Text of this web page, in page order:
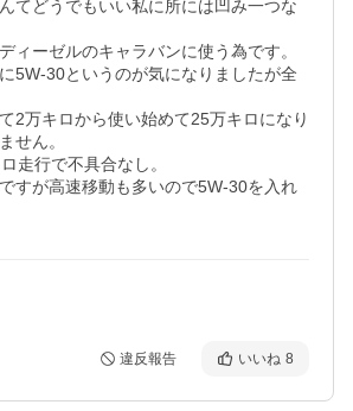
てどうでもいい私に所には凹み一つな
ィーゼルのキャラバンに使う為です。
5W-30というのが気になりましたが全
2万キロから使い始めて25万キロになり
せん。
走行で不具合なし。
すが高速移動も多いので5W-30を入れ
違反報告 いいね 8